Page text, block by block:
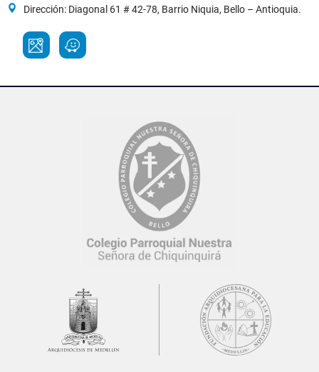
Dirección: Diagonal 61 # 42-78, Barrio Niquia, Bello – Antioquia.